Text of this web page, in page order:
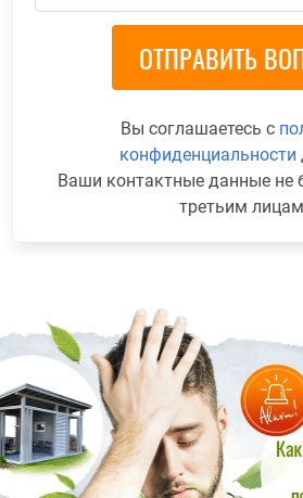
Вы соглашаетесь с
конфиденциальности
Ваши контактные данные не
третьим